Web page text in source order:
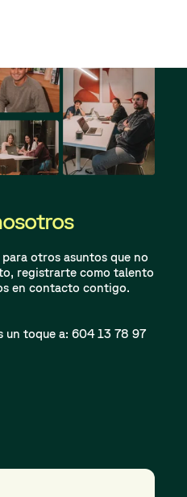
otros asuntos que no
registrarte como talento
en contacto contigo.
un toque a: 604 13 78 97